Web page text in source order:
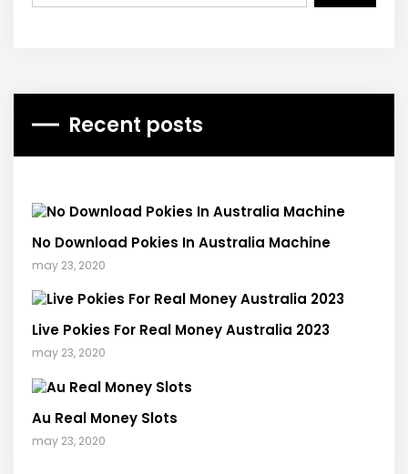
Recent posts
No Download Pokies In Australia Machine
may 23, 2020
Live Pokies For Real Money Australia 2023
may 23, 2020
Au Real Money Slots
may 23, 2020